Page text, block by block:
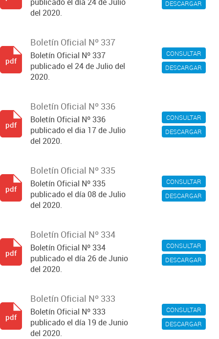
DESCARGAR
del 2020.
CONSULTAR
DESCARGAR
Boletín Oficial Nº 337
Boletín Oficial Nº 337
publicado el 24 de Julio del
2020.
pdf
CONSULTAR
DESCARGAR
Boletín Oficial Nº 336
Boletín Oficial Nº 336
publicado el dia 17 de Julio
del 2020.
pdf
CONSULTAR
DESCARGAR
Boletín Oficial Nº 335
Boletín Oficial Nº 335
publicado el día 08 de Julio
del 2020.
pdf
CONSULTAR
DESCARGAR
Boletín Oficial Nº 334
Boletín Oficial Nº 334
publicado el día 26 de Junio
del 2020.
pdf
CONSULTAR
DESCARGAR
Boletín Oficial Nº 333
Boletín Oficial Nº 333
publicado el día 19 de Junio
del 2020.
pdf